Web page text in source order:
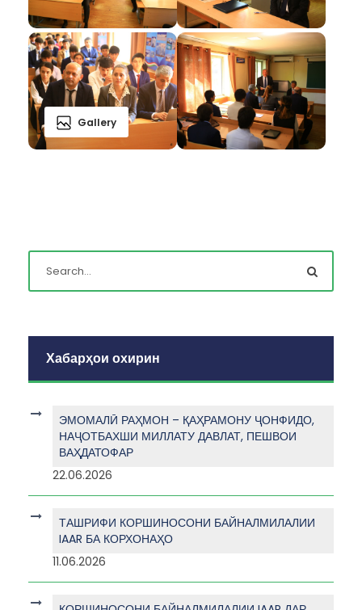
Gallery
Хабарҳои охирин
ЭМОМАЛӢ РАҲМОН – ҚАҲРАМОНУ ҶОНФИДО,
НАҶОТБАХШИ МИЛЛАТУ ДАВЛАТ, ПЕШВОИ
ВАҲДАТОФАР
22.06.2026
ТАШРИФИ КОРШИНОСОНИ БАЙНАЛМИЛАЛИИ
IAAR БА КОРХОНАҲО
11.06.2026